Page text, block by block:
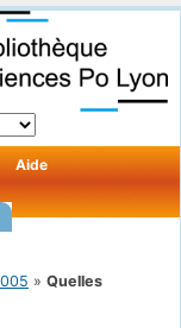
Aide
» Quelles